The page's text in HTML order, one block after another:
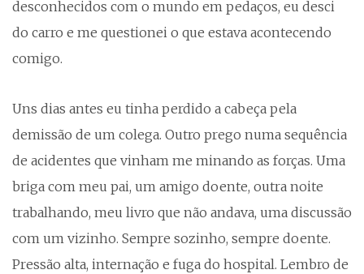
desconhecidos com o mundo em pedaços, eu desci
do carro e me questionei o que estava acontecendo
comigo.
Uns dias antes eu tinha perdido a cabeça pela
demissão de um colega. Outro prego numa sequência
de acidentes que vinham me minando as forças. Uma
briga com meu pai, um amigo doente, outra noite
trabalhando, meu livro que não andava, uma discussão
com um vizinho. Sempre sozinho, sempre doente.
Pressão alta, internação e fuga do hospital. Lembro de